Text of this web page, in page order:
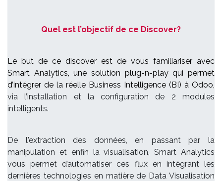
Quel est l’objectif de ce Discover?
Le but de ce discover est de vous familiariser avec
Smart Analytics, une solution plug-n-play qui permet
d’intégrer de la réelle Business Intelligence (BI) à Odoo,
via l’installation et la configuration de 2 modules
intelligents.
De l'extraction des données, en passant par la
manipulation et enfin la visualisation, Smart Analytics
vous permet d’automatiser ces flux en intégrant les
dernières technologies en matière de Data Visualisation